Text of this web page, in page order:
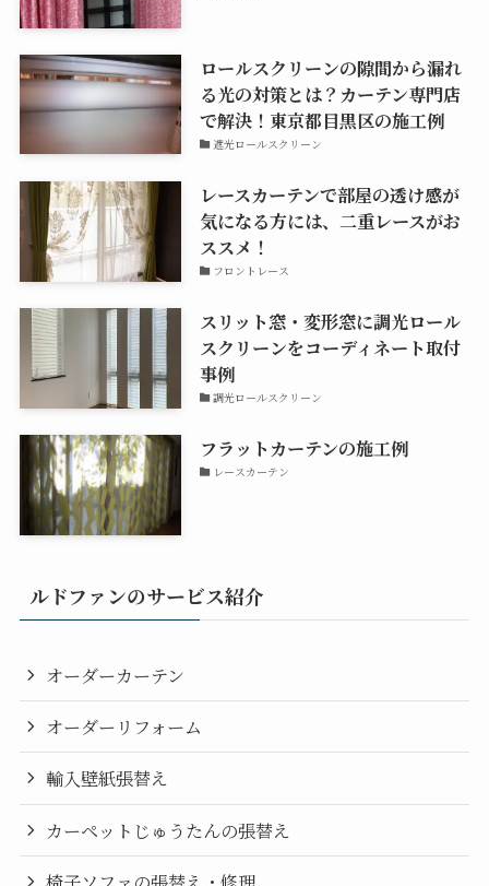
ロールスクリーンの隙間から漏れ
る光の対策とは？カーテン専門店
で解決！東京都目黒区の施工例
遮光ロールスクリーン
レースカーテンで部屋の透け感が
気になる方には、二重レースがお
ススメ！
フロントレース
スリット窓・変形窓に調光ロール
スクリーンをコーディネート取付
事例
調光ロールスクリーン
フラットカーテンの施工例
レースカーテン
ルドファンのサービス紹介
オーダーカーテン
オーダーリフォーム
輸入壁紙張替え
カーペットじゅうたんの張替え